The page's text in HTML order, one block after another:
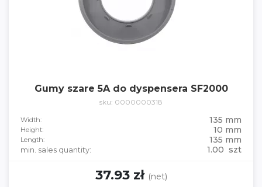
Gumy szare 5A do dyspensera SF2000
sku: 0000000318
Width: 135 mm
Height: 10 mm
Length: 135 mm
min. sales quantity: 1.00 szt
37.93 zł (net)